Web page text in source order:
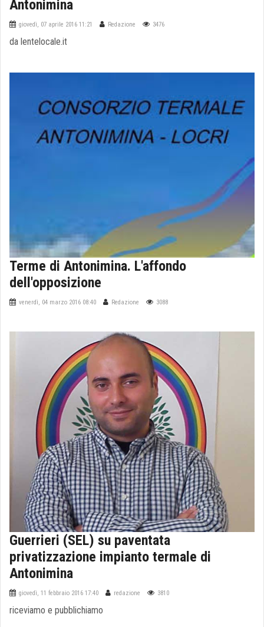
Antonimina
giovedì, 07 aprile 2016 11:21 Redazione 3476
da lentelocale.it
Terme di Antonimina. L'affondo
dell'opposizione
venerdì, 04 marzo 2016 08:40 Redazione 3088
Guerrieri (SEL) su paventata
privatizzazione impianto termale di
Antonimina
giovedì, 11 febbraio 2016 17:40 redazione 3810
riceviamo e pubblichiamo